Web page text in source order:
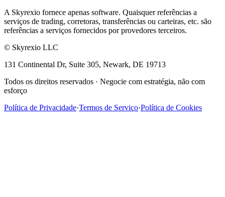
A Skyrexio fornece apenas software. Quaisquer referências a
serviços de trading, corretoras, transferências ou carteiras, etc. são
referências a serviços fornecidos por provedores terceiros.
© Skyrexio LLC
131 Continental Dr, Suite 305, Newark, DE 19713
Todos os direitos reservados · Negocie com estratégia, não com
esforço
Política de Privacidade·Termos de Serviço·Política de Cookies